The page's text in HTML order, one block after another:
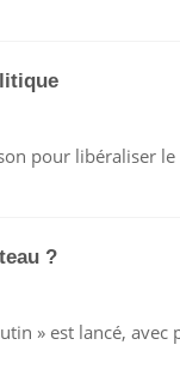
pour libéraliser
?
» est lancé,